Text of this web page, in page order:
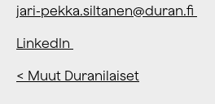
jari-pekka.siltanen@duran.fi
LinkedIn
< Muut Duranilaiset